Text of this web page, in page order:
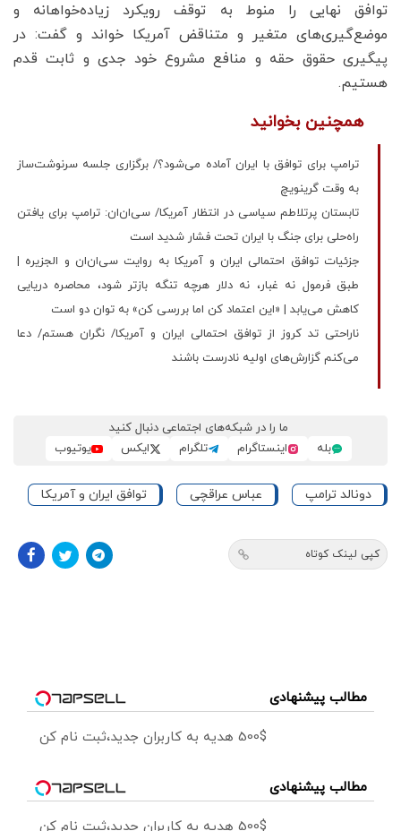
توافق نهایی را منوط به توقف رویکرد زیاده‌خواهانه و
موضع‌گیری‌های متغیر و متناقض آمریکا خواند و گفت: در
پیگیری حقوق حقه و منافع مشروع خود جدی و ثابت قدم
هستیم‌.
همچنین بخوانید
ترامپ برای توافق با ایران آماده می‌شود؟/ برگزاری جلسه سرنوشت‌ساز
به وقت گرینویچ
تابستان پرتلاطم سیاسی در انتظار آمریکا/ سی‌ان‌ان: ترامپ برای یافتن
راه‌حلی برای جنگ با ایران تحت فشار شدید است
جزئیات توافق احتمالی ایران و آمریکا به روایت سی‌ان‌ان و الجزیره |
طبق فرمول نه غبار، نه دلار هرچه تنگه بازتر شود، محاصره دریایی
کاهش می‌یابد | «این اعتماد کن اما بررسی کن» به توان دو است
ناراحتی تد کروز از توافق احتمالی ایران و آمریکا/ نگران هستم/ دعا
می‌کنم گزارش‌های اولیه نادرست باشند
ما را در شبکه‌های اجتماعی دنبال کنید
بله
اینستاگرام تلگرام ایکس یوتیوب
دونالد ترامپ عباس عراقچی توافق ایران و آمریکا
کپی لینک کوتاه
مطالب پیشنهادی
500$ هدیه به کاربران جدید،ثبت نام کن
مطالب پیشنهادی
500$ هدیه به کاربران جدید،ثبت نام کن